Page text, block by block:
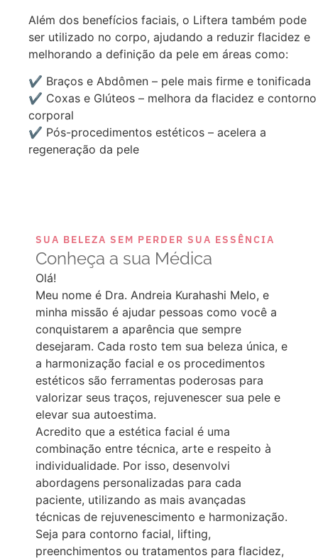
Além dos benefícios faciais, o Liftera também pode
ser utilizado no corpo, ajudando a reduzir flacidez e
melhorando a definição da pele em áreas como:
✔️ Braços e Abdômen – pele mais firme e tonificada
✔️ Coxas e Glúteos – melhora da flacidez e contorno
corporal
✔️ Pós-procedimentos estéticos – acelera a
regeneração da pele
SUA BELEZA SEM PERDER SUA ESSÊNCIA
Conheça a sua Médica
Olá!
Meu nome é Dra. Andreia Kurahashi Melo, e
minha missão é ajudar pessoas como você a
conquistarem a aparência que sempre
desejaram. Cada rosto tem sua beleza única, e
a harmonização facial e os procedimentos
estéticos são ferramentas poderosas para
valorizar seus traços, rejuvenescer sua pele e
elevar sua autoestima.
Acredito que a estética facial é uma
combinação entre técnica, arte e respeito à
individualidade. Por isso, desenvolvi
abordagens personalizadas para cada
paciente, utilizando as mais avançadas
técnicas de rejuvenescimento e harmonização.
Seja para contorno facial, lifting,
preenchimentos ou tratamentos para flacidez,